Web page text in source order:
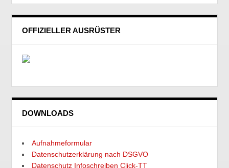
OFFIZIELLER AUSRÜSTER
DOWNLOADS
Aufnahmeformular
Datenschutzerklärung nach DSGVO
Datenschutz Infoschreiben Click-TT